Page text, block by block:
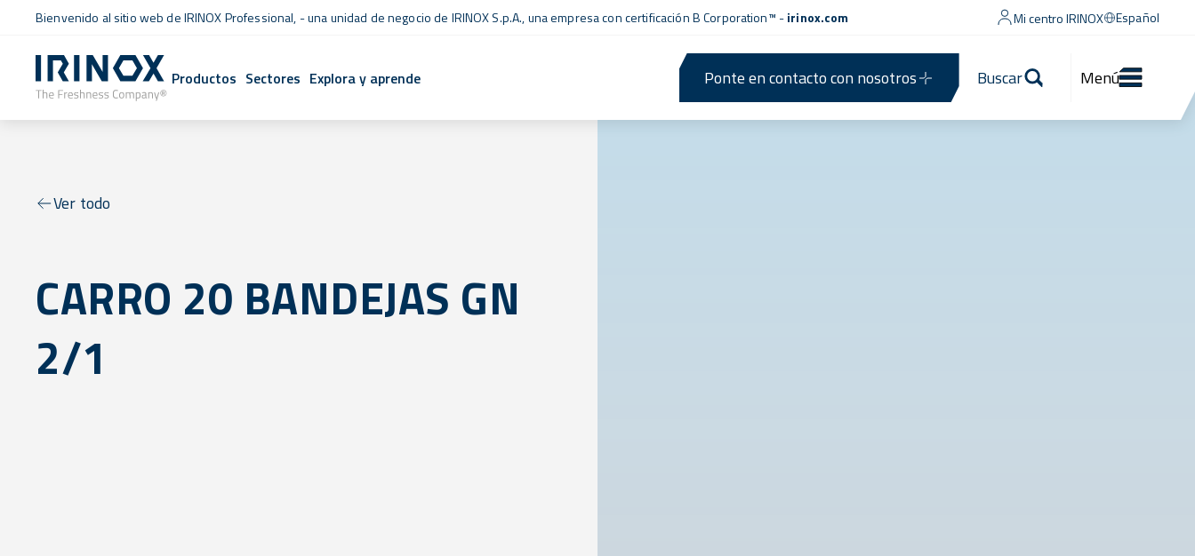
Bienvenido al sitio web de IRINOX Professional, - una unidad de negocio de IRINOX S.p.A., una empresa concertificación B Corporation™ -irinox.com Mi centro IRINOX Español
Productos Sectores Explora y aprende Ponte en contacto con nosotros Buscar Menú
Ver todo
CARRO 20 BANDEJAS GN
2/1